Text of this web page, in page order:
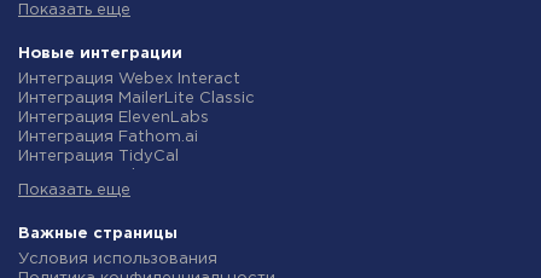
Интеграция Gmail
Интеграция Новая Почта
Интеграция Binotel
Интеграция OpenAI (ChatGPT)
Интеграция Prom
Интеграция Приват24
Интеграция OLX
Интеграция TurboSMS
Интеграция SendPulse
Интеграция Stream Telecom
Интеграция Google Analytics
Показать еще
Новые интеграции
Интеграция Webex Interact
Интеграция MailerLite Classic
Интеграция ElevenLabs
Интеграция Fathom.ai
Интеграция TidyCal
Интеграция Gist
Интеграция Straico
Интеграция Rows
Интеграция Firecrawl
Показать еще
Важные страницы
Условия использования